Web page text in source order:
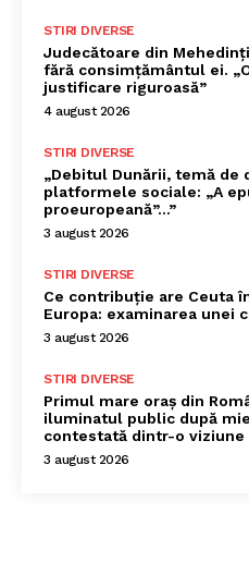
STIRI DIVERSE
Judecătoare din
fără consimțământul ei.
justificare riguroasă”
4 august 2026
STIRI DIVERSE
„Debitul Dunării, temă de
platformele sociale: „A
proeuropeană”…”
3 august 2026
STIRI DIVERSE
Ce contribuție are Ceuta
Europa: examinarea unei
3 august 2026
STIRI DIVERSE
Primul mare oraș din
iluminatul public după
contestată dintr-o viziune
3 august 2026